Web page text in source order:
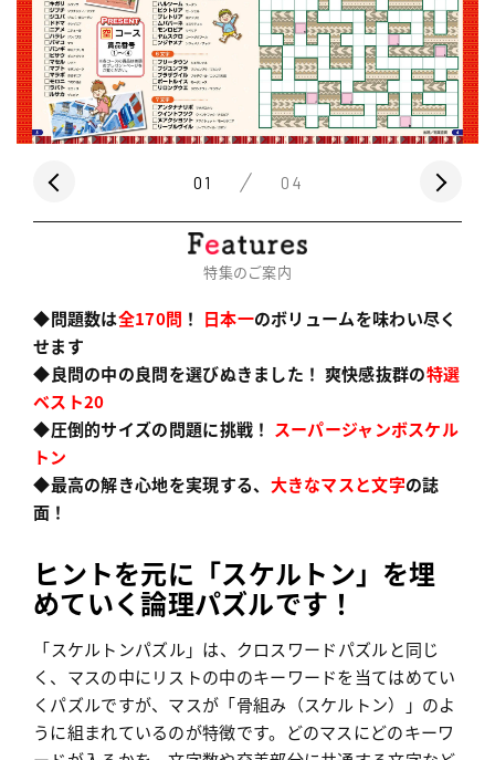
01 04
特集のご案内
◆問題数は全170問 ！ 日本一のボリュームを味わい尽く
せます
◆良問の中の良問を選びぬきました！ 爽快感抜群の特選
ベスト20
◆圧倒的サイズの問題に挑戦！ スーパージャンボスケル
トン
◆最高の解き心地を実現する、 大きなマスと文字の誌
面！
ヒントを元に「スケルトン」を埋
めていく論理パズルです！
「スケルトンパズル」は、クロスワードパズルと同じ
く、マスの中にリストの中のキーワードを当てはめてい
くパズルですが、マスが「骨組み（スケルトン）」のよ
うに組まれているのが特徴です。どのマスにどのキーワ